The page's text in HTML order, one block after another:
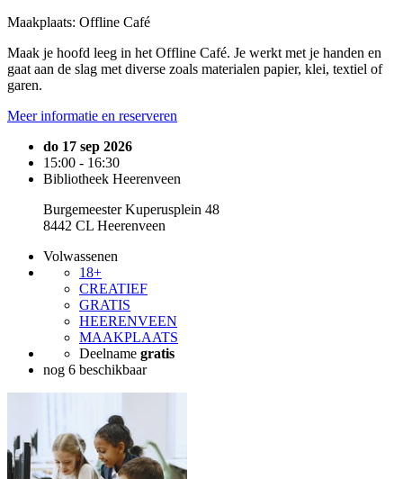
Maakplaats: Offline Café
Maak je hoofd leeg in het Offline Café. Je werkt met je handen en
gaat aan de slag met diverse zoals materialen papier, klei, textiel of
garen.
Meer informatie en reserveren
do 17 sep 2026
15:00 - 16:30
Bibliotheek Heerenveen
Burgemeester Kuperusplein 48
8442 CL Heerenveen
Volwassenen
18+
CREATIEF
GRATIS
HEERENVEEN
MAAKPLAATS
Deelname gratis
nog 6 beschikbaar